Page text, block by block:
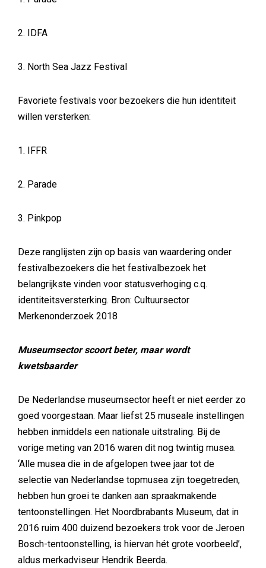
2. IDFA
3. North Sea Jazz Festival
Favoriete festivals voor bezoekers die hun identiteit
willen versterken:
1. IFFR
2. Parade
3. Pinkpop
Deze ranglijsten zijn op basis van waardering onder
festivalbezoekers die het festivalbezoek het
belangrijkste vinden voor statusverhoging c.q.
identiteitsversterking. Bron: Cultuursector
Merkenonderzoek 2018
Museumsector scoort beter, maar wordt
kwetsbaarder
De Nederlandse museumsector heeft er niet eerder zo
goed voorgestaan. Maar liefst 25 museale instellingen
hebben inmiddels een nationale uitstraling. Bij de
vorige meting van 2016 waren dit nog twintig musea.
‘Alle musea die in de afgelopen twee jaar tot de
selectie van Nederlandse topmusea zijn toegetreden,
hebben hun groei te danken aan spraakmakende
tentoonstellingen. Het Noordbrabants Museum, dat in
2016 ruim 400 duizend bezoekers trok voor de Jeroen
Bosch-tentoonstelling, is hiervan hét grote voorbeeld’,
aldus merkadviseur Hendrik Beerda.